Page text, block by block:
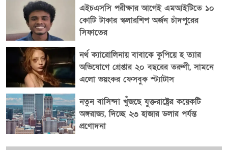
এইচএসসি পরীক্ষার আগেই এমআইটিতে ১০
কোটি টাকার স্কলারশিপ অর্জন চাঁদপুরের
সিফাতের
নর্থ ক্যারোলিনায় বাবাকে কুপিয়ে হ ত্যার
অভিযোগে গ্রেপ্তার ২০ বছরের তরুণী, সামনে
এলো ভয়ংকর ফেসবুক স্ট্যাটাস
নতুন বাসিন্দা খুঁজছে যুক্তরাষ্ট্রের কয়েকটি
অঙ্গরাজ্য, দিচ্ছে ২৩ হাজার ডলার পর্যন্ত
প্রণোদনা